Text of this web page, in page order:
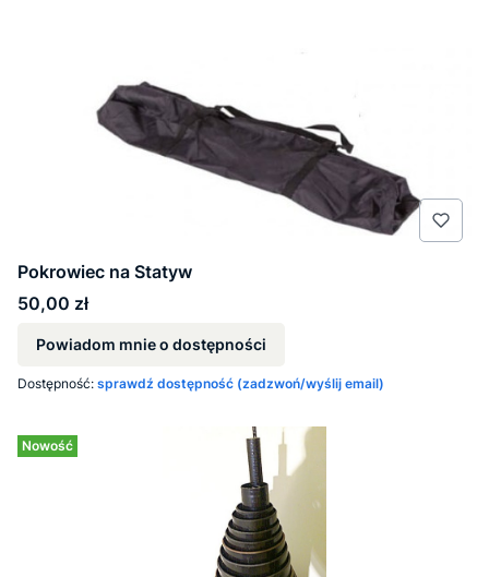
Pokrowiec na Statyw
Cena
50,00 zł
Powiadom mnie o dostępności
Dostępność: sprawdź dostępność (zadzwoń/wyślij email)
Nowość